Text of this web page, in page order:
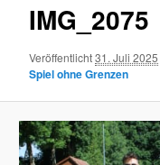
IMG_2075
Veröffentlicht31. Juli 2025
Spiel ohne Grenzen